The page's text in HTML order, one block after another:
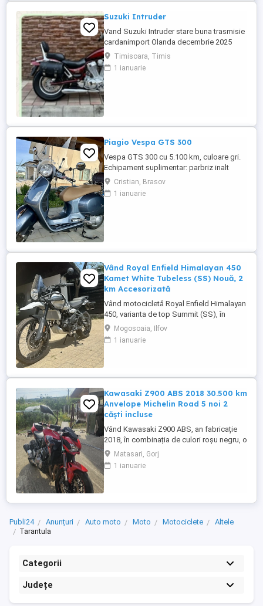
Suzuki Intruder
Vand Suzuki Intruder stare buna trasmisie
cardanimport Olanda decembrie 2025
inmatriculat RO IN FEBRUARIE Nu raspund
la mesaje.Schimb cu ATV plus sau minus
diferenta
Timisoara, Timis
1 ianuarie
Piagio Vespa GTS 300
Vespa GTS 300 cu 5.100 km, culoare gri.
Echipament suplimentar: parbriz inalt
Faco (montat 2026), geanta portbagaj
Classic; prelungitor scarite pasager;
suspensie fata Bitubo si frane fata spate
Cristian, Brasov
1 ianuarie
Vând Royal Enfield Himalayan 450
Kamet White Tubeless (SS) Nouă, 2
km Accesorizată
Vând motocicletă Royal Enfield Himalayan
450, varianta de top Summit (SS), în
culoarea Kamet White, dotată din fabrică
cu jante Tubeless. Motocicleta este
practic nouă, neutilizată (2 km). A fost
2025. Se află în stare absolut ...
Mogosoaia, Ilfov
1 ianuarie
Kawasaki Z900 ABS 2018 30.500 km
Anvelope Michelin Road 5 noi 2
căști incluse
Vând Kawasaki Z900 ABS, an fabricație
2018, în combinația de culori roșu negru, o
configurație foarte frumoasă și mai rar
întâlnită. Motocicleta are aproximativ
30.500 km și se prezintă foarte bine. Este
efectuat recent, ...
Matasari, Gorj
1 ianuarie
Publi24 Anunțuri Auto moto Moto Motociclete
Altele
Tarantula
Categorii
Județe